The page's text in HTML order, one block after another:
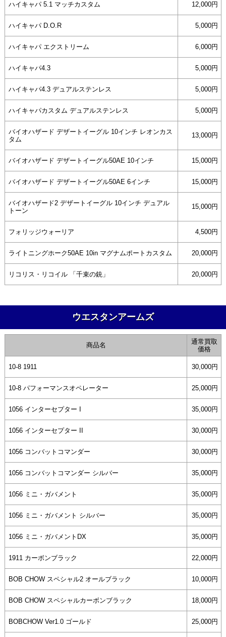
ハイキャパ 5.1 マッチカスタム 12,000円
ハイキャパ D.O.R 5,000円
ハイキャパ エクストリーム 6,000円
ハイキャパ4.3 5,000円
ハイキャパ4.3 デュアルステンレス 5,000円
ハイキャパカスタム デュアルステンレス 5,000円
バイオハザード デザートイーグル 10インチ レオンカス
タム
13,000円
バイオハザード デザートイーグル50AE 10インチ 15,000円
バイオハザード デザートイーグル50AE 6インチ 15,000円
バイオハザード2 デザートイーグル 10インチ デュアル
トーン
15,000円
フォリッジウォーリア 4,500円
ライトニングホーク50AE 10in マグナムポートカスタム 20,000円
リコリス・リコイル 「千束の銃」 20,000円
ウエスタンアームズ
商品名
通常買取
価格
10-8 1911 30,000円
10-8 パフォーマンスオペレーター 25,000円
1056 インターセプター I 35,000円
1056 インターセプター II 30,000円
1056 コンバットコマンダー 30,000円
1056 コンバットコマンダー シルバー 35,000円
1056 ミニ・ガバメント 35,000円
1056 ミニ・ガバメント シルバー 35,000円
1056 ミニ・ガバメントDX 35,000円
1911 カーボンブラック 22,000円
BOB CHOW スペシャル2 オールブラック 10,000円
BOB CHOW スペシャルカーボンブラック 18,000円
BOBCHOW Ver1.0 ゴールド 25,000円